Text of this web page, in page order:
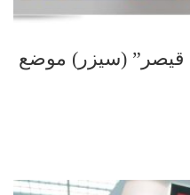
قيصر” (سيزر) موضع